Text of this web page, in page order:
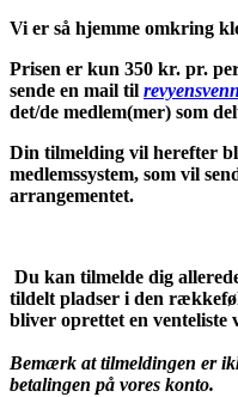
Vi er så hjemme omkring
Prisen er kun 350 kr. pr.
sende en mail til
det/de medlem(mer) som
Din tilmelding vil herefter
medlemssystem, som vil
arrangementet.
Du kan tilmelde dig
tildelt pladser i den
bliver oprettet en venteliste
Bemærk at tilmeldingen er
betalingen på vores konto.